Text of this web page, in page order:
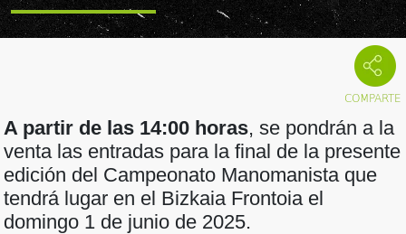
A partir de las 14:00 horas, se pondrán a la
venta las entradas para la final de la presente
edición del Campeonato Manomanista que
tendrá lugar en el Bizkaia Frontoia el
domingo 1 de junio de 2025.